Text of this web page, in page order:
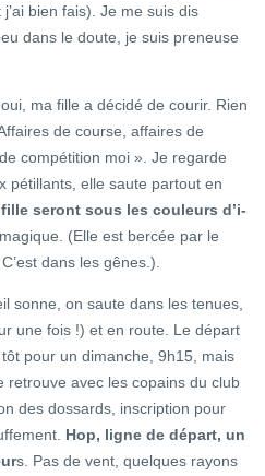
j’ai bien fais). Je me suis dis
dans le doute, je suis preneuse
ma fille a décidé de courir. Rien
de course, affaires de
compétition moi ». Je regarde
pétillants, elle saute partout en
seront sous les couleurs d’i-
(Elle est bercée par le
dans les gênes.).
sonne, on saute dans les tenues,
une fois !) et en route. Le départ
pour un dimanche, 9h15, mais
retrouve avec les copains du club
des dossards, inscription pour
Hop, ligne de départ, un
s. Pas de vent, quelques rayons